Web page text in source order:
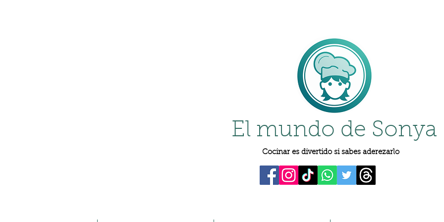
El mundo de Sonya
Cocinar es divertido si sabes aderezarlo